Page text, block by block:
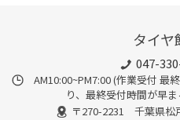
タイヤ
047-
AM10:00~PM7:00 (作業受付
り、最終受付時間が早ま
〒270-2231 千葉県松